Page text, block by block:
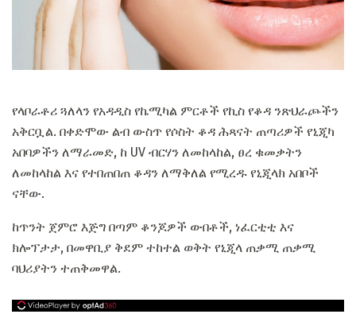
የላቦራቶሪ ጓለላን የአዳዲስ የኬሚካል ምርቶች የኪስ የቆዳ ንጽህራጮችን
አቅርቧል. በቀድሞው ልብ ውስጥ የሶስት ቆዳ ሕጻናት ጠጣሪዎች የኒጂካ
አበባዎችን ለማራመድ, ከ UV ብርሃን ለመከላከል, ፀረ ቁመቃትን
ለመከላከል እና የተበጠበጠ ቆዳን ለማቅለል የሚረዱ የኒጂላክ አበቦች
ናቸው.
ከጥንት ጀምሮ እጅግ በጣም ቆንጆዎች ውበቶች, ነፈርቲቲ እና
ክሎፕታታ, በመዋቢያ ቅደም ተከተል ወቅት የኒጂላ ጠቃሚ ጠቃሚ
ባህሪያትን ተጠቅመዋል.